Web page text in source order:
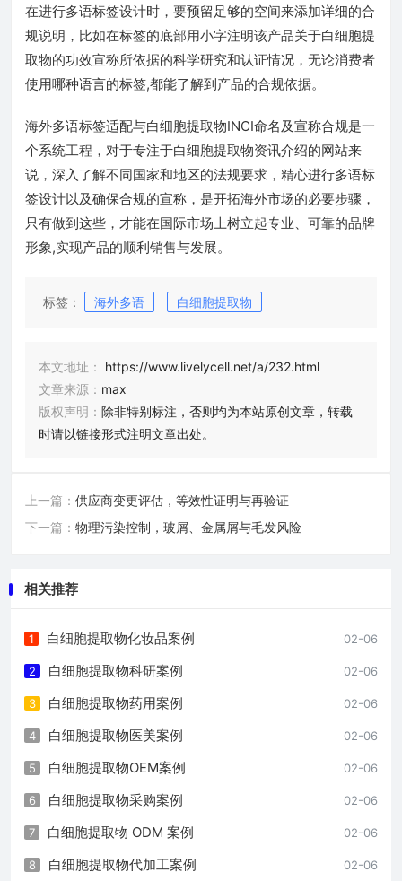
在进行多语标签设计时，要预留足够的空间来添加详细的合
规说明，比如在标签的底部用小字注明该产品关于白细胞提
取物的功效宣称所依据的科学研究和认证情况，无论消费者
使用哪种语言的标签,都能了解到产品的合规依据。
海外多语标签适配与白细胞提取物INCI命名及宣称合规是一
个系统工程，对于专注于白细胞提取物资讯介绍的网站来
说，深入了解不同国家和地区的法规要求，精心进行多语标
签设计以及确保合规的宣称，是开拓海外市场的必要步骤，
只有做到这些，才能在国际市场上树立起专业、可靠的品牌
形象,实现产品的顺利销售与发展。
标签： 海外多语 白细胞提取物
本文地址：
https://www.livelycell.net/a/232.html
文章来源： max
版权声明： 除非特别标注，否则均为本站原创文章，转载
时请以链接形式注明文章出处。
上一篇： 供应商变更评估，等效性证明与再验证
下一篇： 物理污染控制，玻屑、金属屑与毛发风险
相关推荐
02-06
1 白细胞提取物化妆品案例
02-06
2 白细胞提取物科研案例
02-06
3 白细胞提取物药用案例
02-06
4 白细胞提取物医美案例
02-06
5 白细胞提取物OEM案例
02-06
6 白细胞提取物采购案例
02-06
7 白细胞提取物 ODM 案例
02-06
8 白细胞提取物代加工案例